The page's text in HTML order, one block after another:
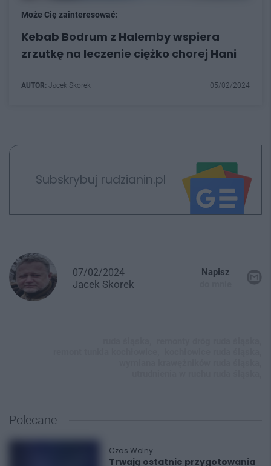
Może Cię zainteresować:
Kebab Bodrum z Halemby wspiera
zrzutkę na leczenie ciężko chorej Hani
AUTOR: Jacek Skorek 05/02/2024
Subskrybuj rudzianin.pl
07/02/2024
Jacek Skorek
Napisz
Polecane
Czas Wolny
Trwają ostatnie przygotowania